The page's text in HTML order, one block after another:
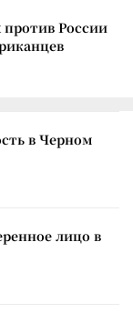
против России
в Черном
лицо в